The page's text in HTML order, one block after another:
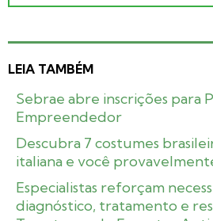
LEIA TAMBÉM
Sebrae abre inscrições para
Empreendedor
Descubra 7 costumes
italiana e você
Especialistas reforçam
diagnóstico, tratamento e